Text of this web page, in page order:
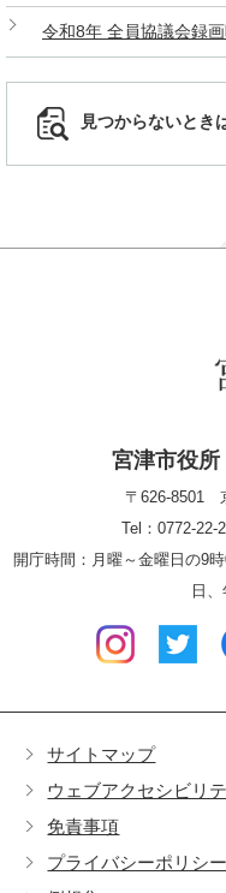
令和8年 全員協議会録
見つからないとき
サイトマップ
ウェブアクセシビリ
免責事項
プライバシーポリシー
宮津市役所
〒626-8501
Tel：0772-
開庁時間：月曜～金曜日の9
日、